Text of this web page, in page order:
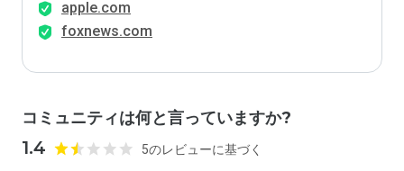
apple.com
foxnews.com
コミュニティは何と言っていますか?
1.4 5のレビューに基づく